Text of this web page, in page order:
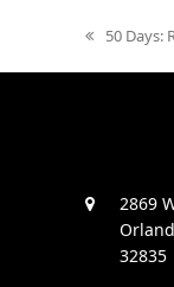
previous
50 Days:
2869
32835